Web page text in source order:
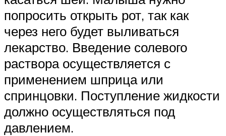
попросить открыть рот, так как
через него будет выливаться
лекарство. Введение солевого
раствора осуществляется с
применением шприца или
спринцовки. Поступление жидкости
должно осуществляться под
давлением.